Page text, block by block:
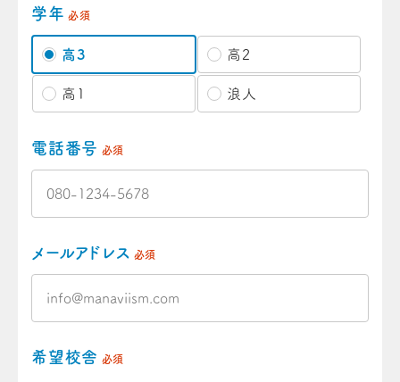
学年 必須
高3 高2
高1 浪人
電話番号 必須
メールアドレス 必須
希望校舎 必須